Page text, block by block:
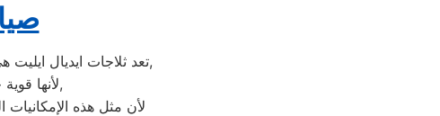
تعد ثلاجات ايديال ايليت هي أهم الأجهزة الكهربائية التي توفرها الشركة و أكثرها مبيعاً بين بقية المنتجات الأخرى,
لأنها قوية جداً في عمليات التبريد و تتضمن بعض التقنيات المتميزة كتقنية الانفلتر,
لأن مثل هذه الإمكانيات